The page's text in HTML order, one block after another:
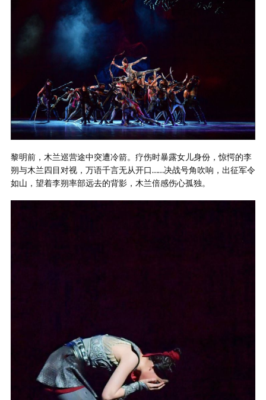
黎明前，木兰巡营途中突遭冷箭。疗伤时暴露女儿身份，惊愕的李
朔与木兰四目对视，万语千言无从开口……决战号角吹响，出征军令
如山，望着李朔率部远去的背影，木兰倍感伤心孤独。